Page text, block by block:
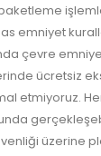
emniyet
çevre
ücretsiz
etmiyoruz.
üzerine